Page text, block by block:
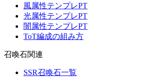
風属性テンプレPT
光属性テンプレPT
闇属性テンプレPT
ToT編成の組み方
召喚石関連
SSR召喚石一覧